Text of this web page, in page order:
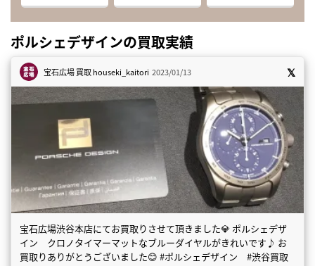
ポルシェデザインの買取実績
宝石広場 買取houseki_kaitori 2023/01/13
宝石広場渋谷本店にてお買取りさせて頂きました💎 ポルシェデザ
イン クロノタイマーマットなブルーダイヤルがきれいです♪ お
買取りありがとうございました😊 #ポルシェデザイン #渋谷買取